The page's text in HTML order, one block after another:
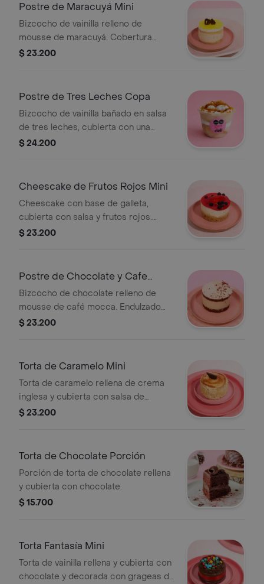
Postre de Maracuyá Mini
Bizcocho de vainilla relleno de
mousse de maracuyá. Cobertura
superior de glaseado de maracuyá.
$ 23.200
Postre de Tres Leches Copa
Bizcocho de vainilla bañado en salsa
de tres leches, cubierta con una
combinación de crema y arequipe.
$ 24.200
Cheescake de Frutos Rojos Mini
Cheescake con base de galleta,
cubierta con salsa y frutos rojos.
Tamaño de 1 a 2 porciones de 60 gr
$ 23.200
Postre de Chocolate y Cafe
Stevia Mini
Bizcocho de chocolate relleno de
mousse de café mocca. Endulzado
con stevia. Tamaño de 1 a 2 porciones
$ 23.200
Torta de Caramelo Mini
Torta de caramelo rellena de crema
inglesa y cubierta con salsa de
caramelo y maní. Tamaño de 1 a 2
$ 23.200
Torta de Chocolate Porción
Porción de torta de chocolate rellena
y cubierta con chocolate.
$ 15.700
Torta Fantasía Mini
Torta de vainilla rellena y cubierta con
chocolate y decorada con grageas de